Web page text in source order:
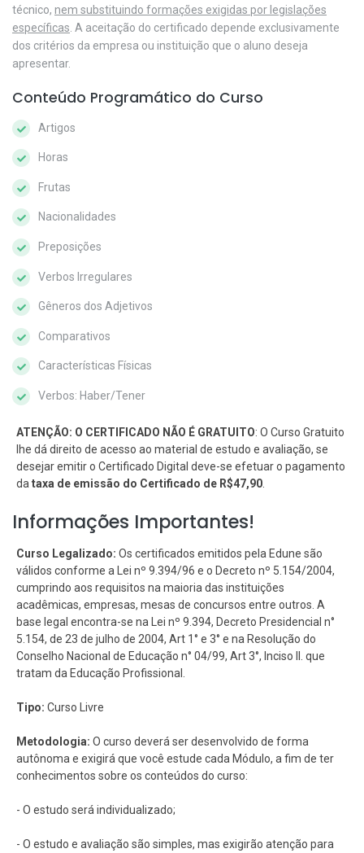
técnico, nem substituindo formações exigidas por legislações
específicas . A aceitação do certificado depende exclusivamente
dos critérios da empresa ou instituição que o aluno deseja
apresentar.
Conteúdo Programático do Curso
Artigos
Horas
Frutas
Nacionalidades
Preposições
Verbos Irregulares
Gêneros dos Adjetivos
Comparativos
Características Físicas
Verbos: Haber/Tener
ATENÇÃO: O CERTIFICADO NÃO É GRATUITO: O Curso Gratuito
lhe dá direito de acesso ao material de estudo e avaliação, se
desejar emitir o Certificado Digital deve-se efetuar o pagamento
da taxa de emissão do Certificado de R$47,90
Informações Importantes!
Curso Legalizado: Os certificados emitidos pela Edune são
válidos conforme a Lei nº 9.394/96 e o Decreto nº 5.154/2004,
cumprindo aos requisitos na maioria das instituições
acadêmicas, empresas, mesas de concursos entre outros. A
base legal encontra-se na Lei nº 9.394, Decreto Presidencial n°
5.154, de 23 de julho de 2004, Art 1° e 3° e na Resolução do
Conselho Nacional de Educação n° 04/99, Art 3°, Inciso II. que
tratam da Educação Profissional.
Tipo: Curso Livre
Metodologia: O curso deverá ser desenvolvido de forma
autônoma e exigirá que você estude cada Módulo, a fim de ter
conhecimentos sobre os conteúdos do curso:
- O estudo será individualizado;
- O estudo e avaliação são simples, mas exigirão atenção para